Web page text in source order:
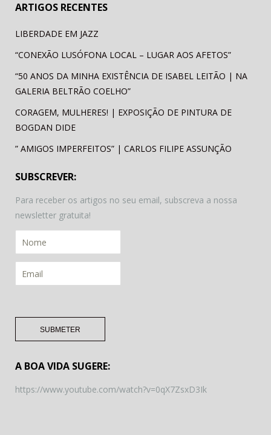
ARTIGOS RECENTES
LIBERDADE EM JAZZ
“CONEXÃO LUSÓFONA LOCAL – LUGAR AOS AFETOS”
“50 ANOS DA MINHA EXISTÊNCIA DE ISABEL LEITÃO | NA
GALERIA BELTRÃO COELHO”
CORAGEM, MULHERES! | EXPOSIÇÃO DE PINTURA DE
BOGDAN DIDE
” AMIGOS IMPERFEITOS” | CARLOS FILIPE ASSUNÇÃO
SUBSCREVER:
Para receber os artigos no seu email, subscreva a nossa
newsletter gratuita!
A BOA VIDA SUGERE:
https://www.youtube.com/watch?v=0qX7ZsxD3Ik